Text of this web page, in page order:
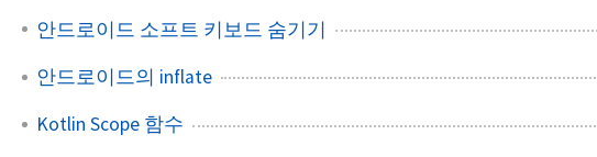
안드로이드 소프트 키보드 숨기기
안드로이드의 inflate
Kotlin Scope 함수